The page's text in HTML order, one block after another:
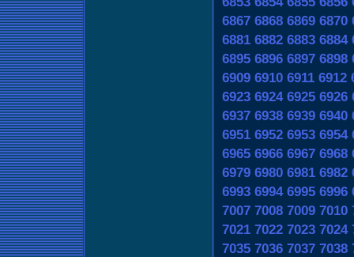
6867 6868 6869 6870
6881 6882 6883 6884
6895 6896 6897 6898
6909 6910 6911 6912
6923 6924 6925 6926
6937 6938 6939 6940
6951 6952 6953 6954
6965 6966 6967 6968
6979 6980 6981 6982
6993 6994 6995 6996
7007 7008 7009 7010
7021 7022 7023 7024
7035 7036 7037 7038